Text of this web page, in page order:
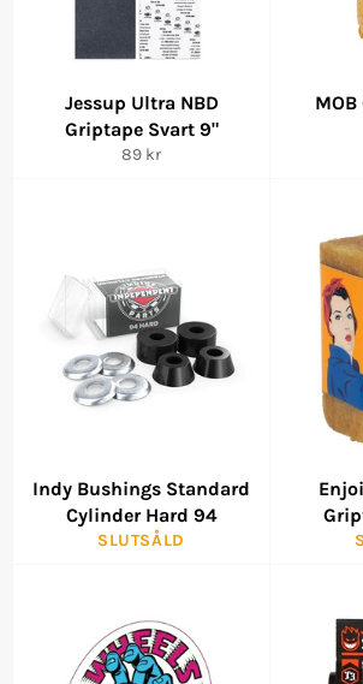
Jessup Ultra NBD
Griptape Svart 9"
Ordinarie
89 kr
Indy Bushings Standard
Cylinder Hard 94
SLUTSÅLD